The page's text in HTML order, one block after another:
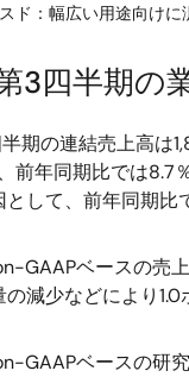
ド：幅広い用途向け
3四半期の
期の連結売上高は
前年同期比では
して、前年同期比
GAAPベースの売
減少などにより
GAAPベースの研